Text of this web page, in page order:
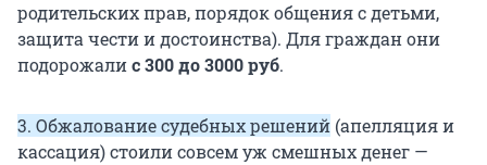
родительских прав, порядок общения с детьми,
защита чести и достоинства). Для граждан они
подорожалис 300 до 3000 руб.
3. Обжалование судебных решений (апелляция и
кассация) стоили совсем уж смешных денег —